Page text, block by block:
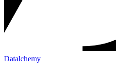
Datalchemy